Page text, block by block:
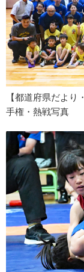
【都道府県だよ
手権・熱戦写真